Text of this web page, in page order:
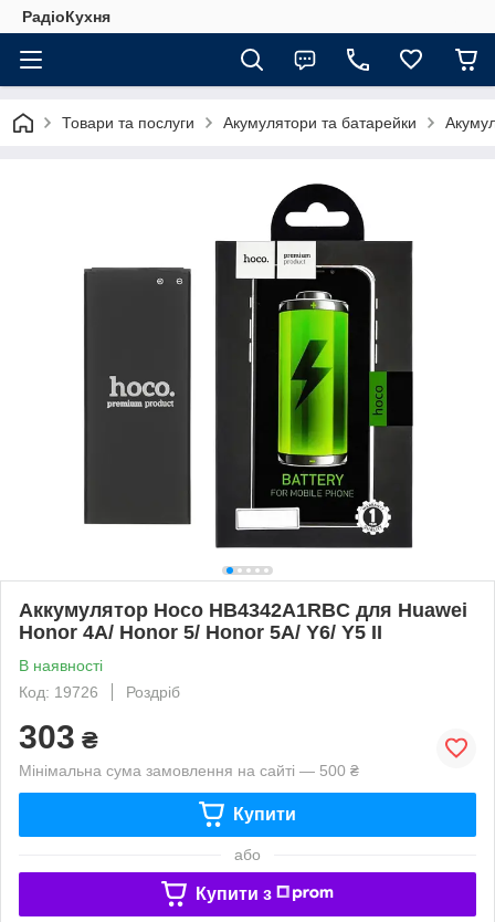
РадіоКухня
Товари та послуги Акумулятори та батарейки
Аккумулятор Hoco HB4342A1RBC для Huawei
Honor 4A/ Honor 5/ Honor 5A/ Y6/ Y5 II
В наявності
Код: 19726
Роздріб
303 ₴
Мінімальна сума замовлення на сайті — 500 ₴
Купити
або
Купити з